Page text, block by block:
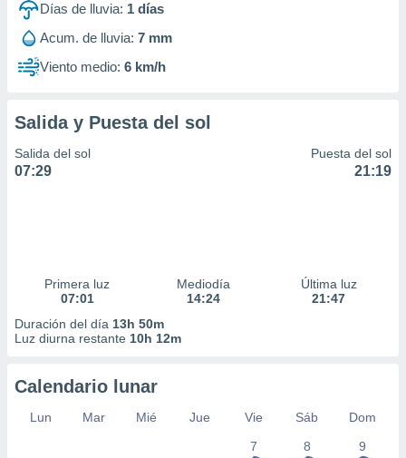
1199
Días de lluvia: 1 días
Acum. de lluvia: 7 mm
Viento medio: 6 km/h
Salida y Puesta del sol
Salida del sol
07:29
Puesta del sol
21:19
Primera luz
07:01
Mediodía
14:24
Última luz
21:47
Duración del día 13h 50m
Luz diurna restante 10h 12m
Calendario lunar
Lun Mar Mié Jue Vie Sáb
Dom
7
8 9